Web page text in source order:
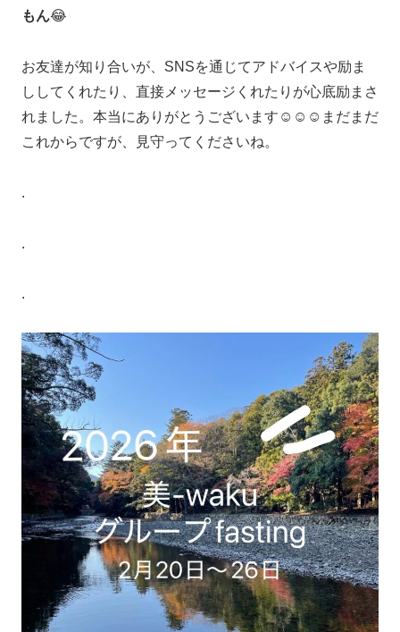
もん😂
お友達が知り合いが、SNSを通じてアドバイスや励ま
ししてくれたり、直接メッセージくれたりが心底励まさ
れました。本当にありがとうございます☺️☺️☺️まだまだ
これからですが、見守ってくださいね。
.
.
.